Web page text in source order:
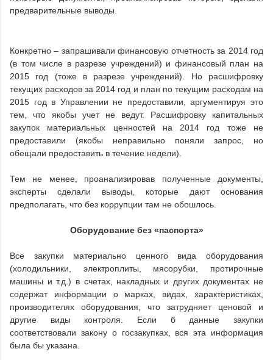
предварительные выводы.
Конкретно – запрашивали финансовую отчетность за 2014 год
(в том числе в разрезе учреждений) и финансовый план на
2015 год (тоже в разрезе учреждений). Но расшифровку
текущих расходов за 2014 год и план по текущим расходам на
2015 год в Управлении не предоставили, аргументируя это
тем, что якобы учет не ведут. Расшифровку капитальных
закупок материальных ценностей на 2014 год тоже не
предоставили (якобы неправильно поняли запрос, но
обещали предоставить в течение недели).
Тем не менее, проанализировав полученные документы,
эксперты сделали выводы, которые дают основания
предполагать, что без коррупции там не обошлось.
Оборудование без «паспорта»
Все закупки материально ценного вида оборудования
(холодильники, электроплиты, мясорубки, протирочные
машины и т.д.) в счетах, накладных и других документах не
содержат информации о марках, видах, характеристиках,
производителях оборудования, что затрудняет ценовой и
другие виды контроля. Если б данные закупки
соответствовали закону о госзакупках, вся эта информация
была бы указана.